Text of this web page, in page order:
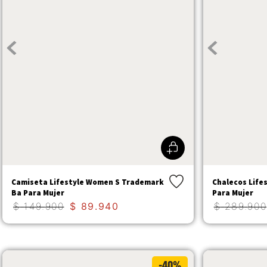
Camiseta Lifestyle Women S Trademark
Ba Para Mujer
$ 149.900 $ 89 . 940
Chalecos
Para Mujer
$ 289.900